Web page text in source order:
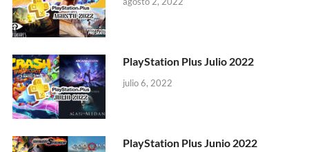
PlayStation Plus Julio 2022
julio 6, 2022
PlayStation Plus Junio 2022